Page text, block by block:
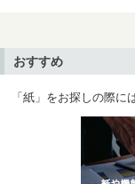
おすすめ
「紙」をお探しの際に